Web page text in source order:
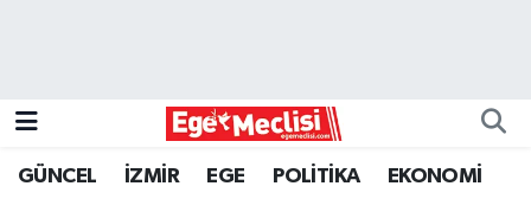
GÜNCEL İZMİR EGE POLİTİKA EKONOMİ